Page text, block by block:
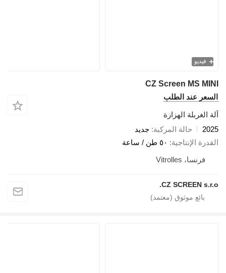
فيديو
CZ Screen MS
عند الطلب
الغربلة الهزازة
حالة المركبة جديد
الإنتاجية ٥٠ طن / ساعة
فرنسا، Vitrolles
CZ SCREEN